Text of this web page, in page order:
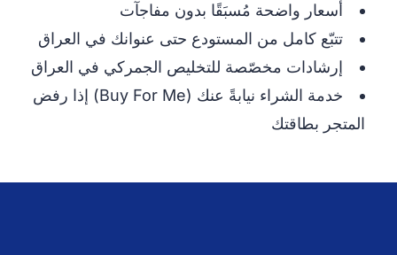
أسعار واضحة مُسبَقًا بدون مفاجآت
تتبّع كامل من المستودع حتى عنوانك في العراق
إرشادات مخصّصة للتخليص الجمركي في العراق
خدمة الشراء نيابةً عنك (Buy For Me) إذا رفض
المتجر بطاقتك